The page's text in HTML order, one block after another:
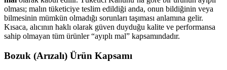
olması; malın tüketiciye teslim edildiği anda, onun bildiğinin veya
bilmesinin mümkün olmadığı sorunları taşıması anlamına gelir.
Kısaca, alıcının haklı olarak güven duyduğu kalite ve performansa
sahip olmayan tüm ürünler “ayıplı mal” kapsamındadır.
Bozuk (Arızalı) Ürün Kapsamı